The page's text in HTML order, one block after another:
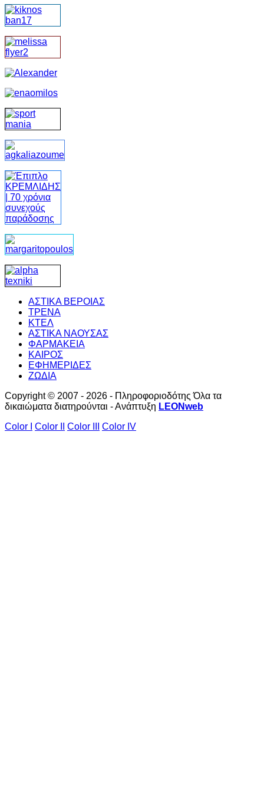
ΑΣΤΙΚΑ ΒΕΡΟΙΑΣ
ΤΡΕΝΑ
ΚΤΕΛ
ΑΣΤΙΚΑ ΝΑΟΥΣΑΣ
ΦΑΡΜΑΚΕΙΑ
ΚΑΙΡΟΣ
ΕΦΗΜΕΡΙΔΕΣ
ΖΩΔΙΑ
Copyright © 2007 - 2026 - Πληροφοριοδότης Όλα τα
δικαιώματα διατηρούνται - Ανάπτυξη LEONweb
Color I
Color II Color III Color IV